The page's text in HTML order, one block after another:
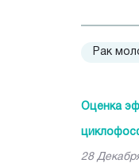
Рак
Оценка
28